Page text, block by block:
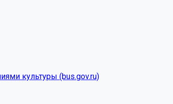
культуры (bus.gov.ru)